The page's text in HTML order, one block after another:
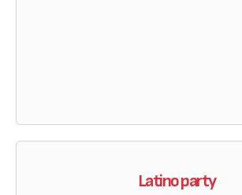
Latino party